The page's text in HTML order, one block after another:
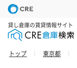
貸し倉庫の賃貸情報サイト
トップ 東京都